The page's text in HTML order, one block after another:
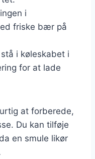
i
friske bær på
i køleskabet i
for at lade
at forberede,
Du kan tilføje
en smule likør